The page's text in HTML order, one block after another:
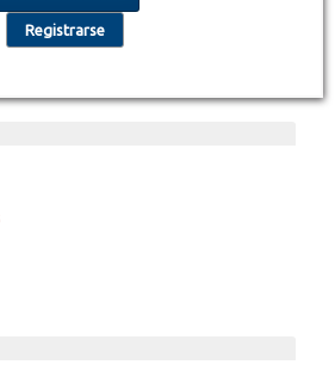
Registrarse